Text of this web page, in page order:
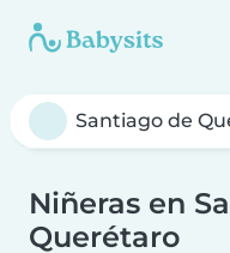
Niñeras en
Querétaro